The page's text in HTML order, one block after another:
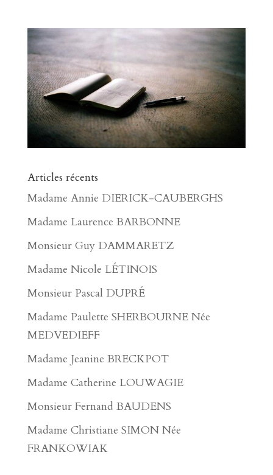
Articles récents
Madame Annie DIERICK-CAUBERGHS
Madame Laurence BARBONNE
Monsieur Guy DAMMARETZ
Madame Nicole LÉTINOIS
Monsieur Pascal DUPRÉ
Madame Paulette SHERBOURNE Née
MEDVEDIEFF
Madame Jeanine BRECKPOT
Madame Catherine LOUWAGIE
Monsieur Fernand BAUDENS
Madame Christiane SIMON Née
FRANKOWIAK